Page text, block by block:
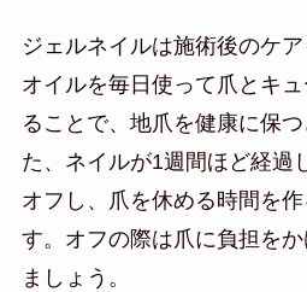
ジェルネイルは施術後のケ
オイルを毎日使って爪とキ
ることで、地爪を健康に保
た、ネイルが1週間ほど経過
オフし、爪を休める時間を
す。オフの際は爪に負担を
ましょう。